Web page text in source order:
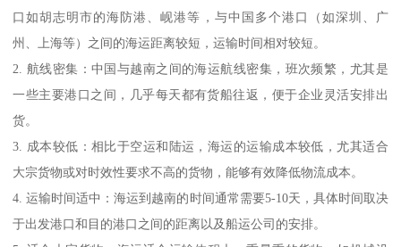
口如胡志明市的海防港、岘港等，与中国多个港口（如深圳、广
州、上海等）之间的海运距离较短，运输时间相对较短。
2. 航线密集：中国与越南之间的海运航线密集，班次频繁，尤其是
一些主要港口之间，几乎每天都有货船往返，便于企业灵活安排出
货。
3. 成本较低：相比于空运和陆运，海运的运输成本较低，尤其适合
大宗货物或对时效性要求不高的货物，能够有效降低物流成本。
4. 运输时间适中：海运到越南的时间通常需要5-10天，具体时间取决
于出发港口和目的港口之间的距离以及船运公司的安排。